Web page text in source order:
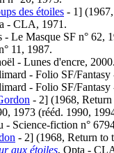
des étoiles - 1]
- CLA, 1971.
Le Masque SF n° 62,
11, 1987.
- Lunes d'encre, 2000.
- Folio SF/
- Folio SF/
- 2] (1968, Return
1973 (rééd. 1990,
- Science-fiction n°
- 2] (1968, Return to
aux étoiles, Opta -